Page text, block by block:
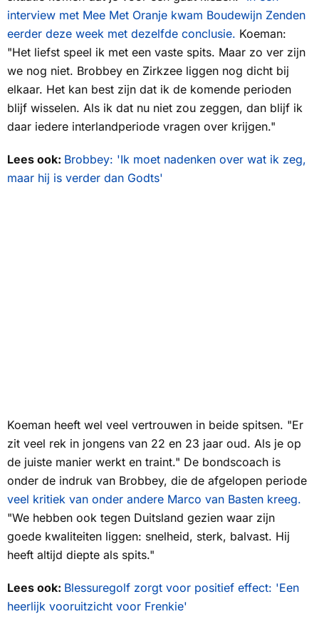
interview met Mee Met Oranje kwam Boudewijn Zenden
eerder deze week met dezelfde conclusie. Koeman:
"Het liefst speel ik met een vaste spits. Maar zo ver zijn
we nog niet. Brobbey en Zirkzee liggen nog dicht bij
elkaar. Het kan best zijn dat ik de komende perioden
blijf wisselen. Als ik dat nu niet zou zeggen, dan blijf ik
daar iedere interlandperiode vragen over krijgen."
Lees ook: Brobbey: 'Ik moet nadenken over wat ik zeg,
maar hij is verder dan Godts'
Koeman heeft wel veel vertrouwen in beide spitsen. "Er
zit veel rek in jongens van 22 en 23 jaar oud. Als je op
de juiste manier werkt en traint." De bondscoach is
onder de indruk van Brobbey, die de afgelopen periode
veel kritiek van onder andere Marco van Basten kreeg.
"We hebben ook tegen Duitsland gezien waar zijn
goede kwaliteiten liggen: snelheid, sterk, balvast. Hij
heeft altijd diepte als spits."
Lees ook: Blessuregolf zorgt voor positief effect: 'Een
heerlijk vooruitzicht voor Frenkie'